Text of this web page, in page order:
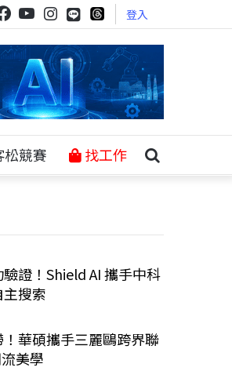
登入
松競賽 找工作
證！Shield AI 攜手中科
搜索
華碩攜手三麗鷗跨界聯
美學